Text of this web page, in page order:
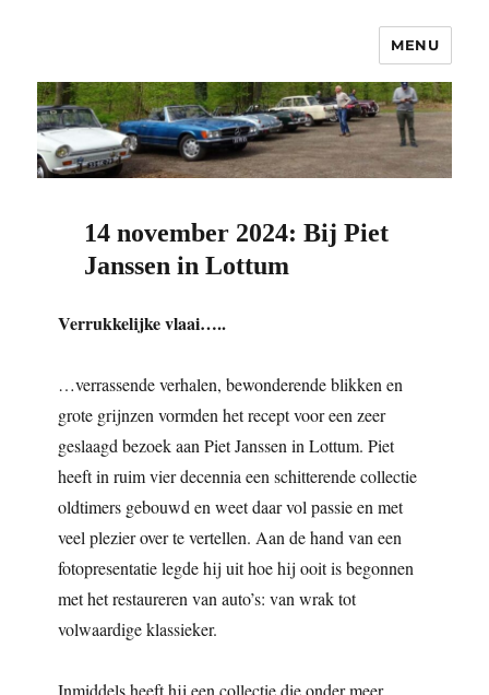
OCNC – Oldtimer Club Nuenen
Classics
MENU
14 november 2024: Bij Piet
Janssen in Lottum
Verrukkelijke vlaai…..
…verrassende verhalen, bewonderende blikken en
grote grijnzen vormden het recept voor een zeer
geslaagd bezoek aan Piet Janssen in Lottum. Piet
heeft in ruim vier decennia een schitterende collectie
oldtimers gebouwd en weet daar vol passie en met
veel plezier over te vertellen. Aan de hand van een
fotopresentatie legde hij uit hoe hij ooit is begonnen
met het restaureren van auto’s: van wrak tot
volwaardige klassieker.